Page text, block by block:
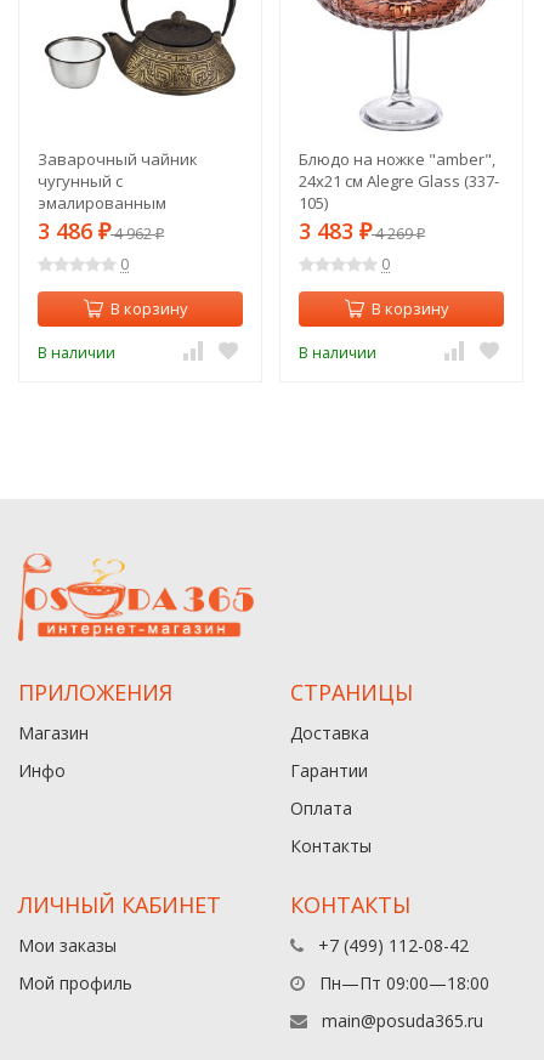
Заварочный чайник
чугунный с
эмалированным
покрытием внутри 800 мл
Lefard (734-047)
3 486 ₽4 962₽
0
В корзину
В наличии
Блюдо на ножке "amber",
24х21 см Alegre Glass (337-
105)
3 483 ₽4 269₽
0
В корзину
В наличии
ПРИЛОЖЕНИЯ
Магазин
Инфо
СТРАНИЦЫ
Доставка
Гарантии
Оплата
Контакты
ЛИЧНЫЙ КАБИНЕТ
Мои заказы
Мой профиль
КОНТАКТЫ
+7 (499) 112-08-42
Пн—Пт 09:00—18:00
main@posuda365.ru